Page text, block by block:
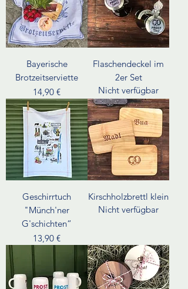
Bayerische
Brotzeitserviette
Preis
14,90 €
Flaschendeckel im
2er Set
Nicht verfügbar
Geschirrtuch
"Münch'ner
G'schichten“
Preis
13,90 €
Kirschholzbrettl klein
Nicht verfügbar